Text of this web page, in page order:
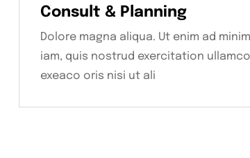
Consult & Planning
Dolore magna aliqua. Ut enim ad
iam, quis nostrud exercitation
exeaco oris nisi ut ali